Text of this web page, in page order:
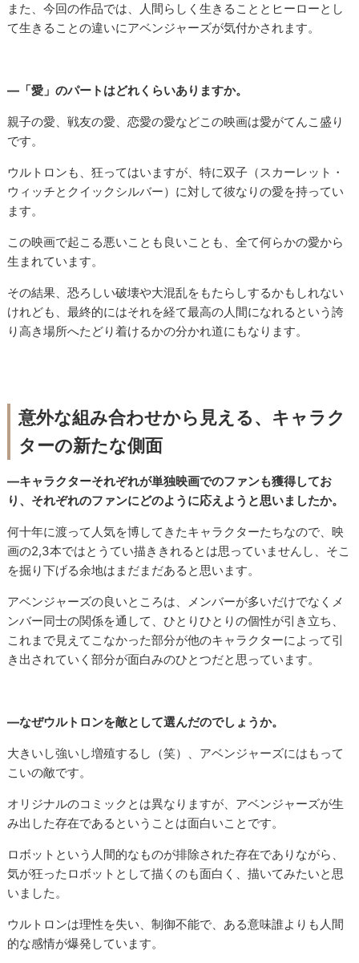
また、今回の作品では、人間らしく生きることとヒーローとし
て生きることの違いにアベンジャーズが気付かされます。
―「愛」のパートはどれくらいありますか。
親子の愛、戦友の愛、恋愛の愛などこの映画は愛がてんこ盛り
です。
ウルトロンも、狂ってはいますが、特に双子（スカーレット・
ウィッチとクイックシルバー）に対して彼なりの愛を持ってい
ます。
この映画で起こる悪いことも良いことも、全て何らかの愛から
生まれています。
その結果、恐ろしい破壊や大混乱をもたらしするかもしれない
けれども、最終的にはそれを経て最高の人間になれるという誇
り高き場所へたどり着けるかの分かれ道にもなります。
意外な組み合わせから見える、キャラク
ターの新たな側面
―キャラクターそれぞれが単独映画でのファンも獲得してお
り、それぞれのファンにどのように応えようと思いましたか。
何十年に渡って人気を博してきたキャラクターたちなので、映
画の2,3本ではとうてい描ききれるとは思っていませんし、そこ
を掘り下げる余地はまだまだあると思います。
アベンジャーズの良いところは、メンバーが多いだけでなくメ
ンバー同士の関係を通して、ひとりひとりの個性が引き立ち、
これまで見えてこなかった部分が他のキャラクターによって引
き出されていく部分が面白みのひとつだと思っています。
―なぜウルトロンを敵として選んだのでしょうか。
大きいし強いし増殖するし（笑）、アベンジャーズにはもって
こいの敵です。
オリジナルのコミックとは異なりますが、アベンジャーズが生
み出した存在であるということは面白いことです。
ロボットという人間的なものが排除された存在でありながら、
気が狂ったロボットとして描くのも面白く、描いてみたいと思
いました。
ウルトロンは理性を失い、制御不能で、ある意味誰よりも人間
的な感情が爆発しています。